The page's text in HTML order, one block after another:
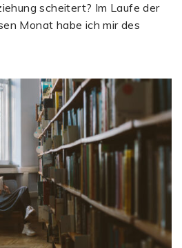
scheitert? Im Laufe der
Monat habe ich mir des